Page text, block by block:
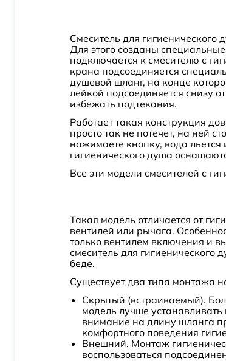
Plus Advance
Plus Grace
Plus Strike
Смеситель для
Для этого созданы
подключается к смесителю с
крана подсоединяется
душевой шланг, на конце
лейкой подсоединяется снизу
избежать подтекания.
Работает такая конструкция
просто так не потечет, на ней
нажимаете кнопку, вода льется
гигиенического душа
Все эти модели смесителей с
Такая модель отличается от
вентилей или рычага.
только вентилем включения и
смеситель для гигиенического
беде.
Существует два типа монтажа
Скрытый (встраиваемый).
модель лучше
внимание на длину шланга
комфортного поведения
Внешний. Монтаж
воспользоваться